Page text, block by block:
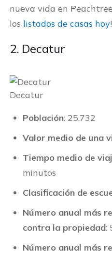
nueva vida en
los listados de casas hoy!
2. Decatur
Decatur
Población: 25.732
Valor medio de una
Tiempo medio de
minutos
Clasificación de
Número anual más
contra la propiedad:
Número anual más